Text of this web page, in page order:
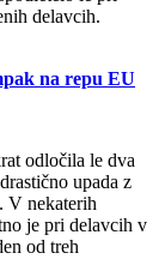
delavcih.
na repu EU
odločila le dva
upada z
V nekaterih
je pri delavcih v
od treh